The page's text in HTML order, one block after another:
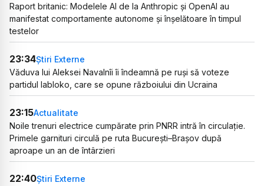
Raport britanic: Modelele AI de la Anthropic și OpenAI au
manifestat comportamente autonome și înșelătoare în timpul
testelor
23:34Știri Externe
Văduva lui Aleksei Navalnîi îi îndeamnă pe ruși să voteze
partidul Iabloko, care se opune războiului din Ucraina
23:15Actualitate
Noile trenuri electrice cumpărate prin PNRR intră în circulație.
Primele garnituri circulă pe ruta București–Brașov după
aproape un an de întârzieri
22:40Știri Externe